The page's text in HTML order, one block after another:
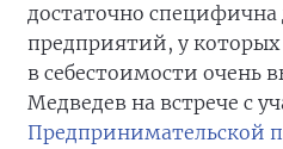
достаточно специфична
предприятий, у которых
в себестоимости очень
Медведев на встрече с
Предпринимательской